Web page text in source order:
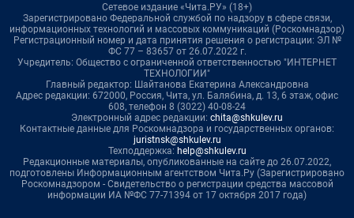
Сетевое издание «Чита.РУ» (18+)
Зарегистрировано Федеральной службой по надзору в сфере связи,
информационных технологий и массовых коммуникаций (Роскомнадзор)
Регистрационный номер и дата принятия решения о регистрации: ЭЛ №
ФС 77 – 83657 от 26.07.2022 г.
Учредитель: Общество с ограниченной ответственностью "ИНТЕРНЕТ
ТЕХНОЛОГИИ"
Главный редактор: Шайтанова Екатерина Александровна
Адрес редакции: 672000, Россия, Чита, ул. Балябина, д. 13, 6 этаж, офис
608, телефон 8 (3022) 40-08-24
Электронный адрес редакции: chita@shkulev.ru
Контактные данные для Роскомнадзора и государственных органов:
juristnsk@shkulev.ru
Техподдержка: help@shkulev.ru
Редакционные материалы, опубликованные на сайте до 26.07.2022,
подготовлены Информационным агентством Чита.Ру (Зарегистрировано
Роскомнадзором - Свидетельство о регистрации средства массовой
информации ИА №ФС 77-71394 от 17 октября 2017 года)